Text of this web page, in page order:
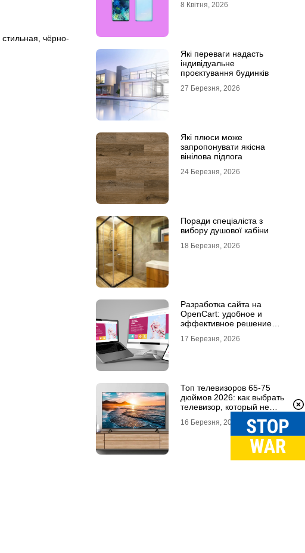
стильная, чёрно-
8 Квітня, 2026
Які переваги надасть
індивідуальне
проєктування будинків
27 Березня, 2026
Які плюси може
запропонувати якісна
вінілова підлога
24 Березня, 2026
Поради спеціаліста з
вибору душової кабіни
18 Березня, 2026
Разработка сайта на
OpenCart: удобное и
эффективное решение
17 Березня, 2026
Топ телевизоров 65-75
дюймов 2026: как выбрать
телевизор, который не
16 Березня, 2026